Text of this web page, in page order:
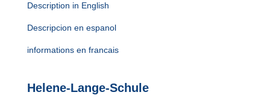
Description in English
Descripcion en espanol
informations en francais
Helene-Lange-Schule